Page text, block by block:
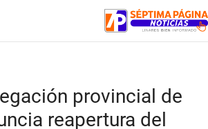
provincial de
reapertura del